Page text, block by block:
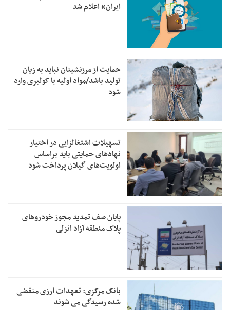
ایران» اعلام شد
حمایت از مرزنشینان نباید به زیان
تولید باشد/مواد اولیه با کولبری وارد
شود
تسهیلات اشتغالزایی در اختیار
نهادهای حمایتی باید براساس
اولویت‌های گیلان پرداخت شود
پایان صف تمدید مجوز خودروهای
پلاک منطقه آزاد انزلی
بانک مرکزی: تعهدات ارزی منقضی
شده رسیدگی می شوند